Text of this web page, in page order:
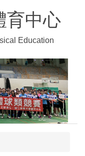
育中心
Education